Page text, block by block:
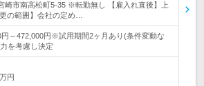
崎市南高松町5-35 ※転勤無し 【雇入れ直後】上
の範囲】会社の定め…
円～472,000円※試用期間2ヶ月あり(条件変動な
を考慮し決定
円